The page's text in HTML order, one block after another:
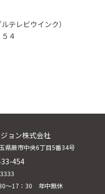
テレビウインク）
４
ョン株式会社
県蕨市中央6丁目5番34号
454
～17：30 年中無休